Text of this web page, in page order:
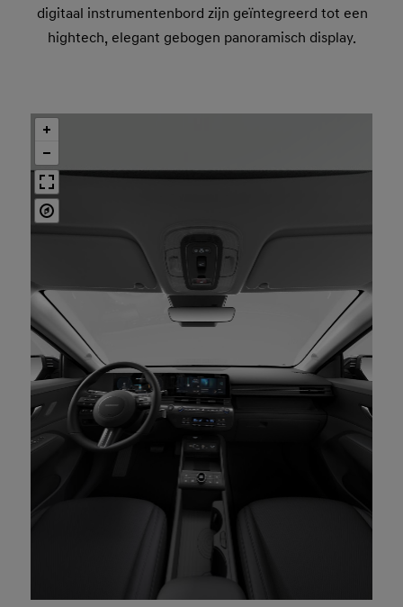
digitaal instrumentenbord zijn geïntegreerd tot een
hightech, elegant gebogen panoramisch display.